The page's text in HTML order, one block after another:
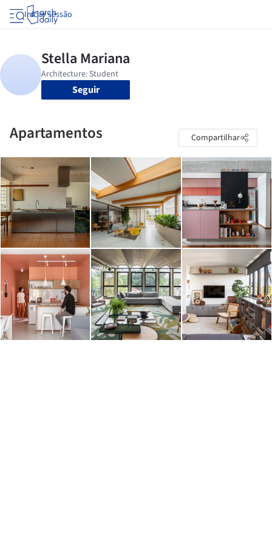
Iniciar sessão
Seguir
Apartamentos Compartilhar